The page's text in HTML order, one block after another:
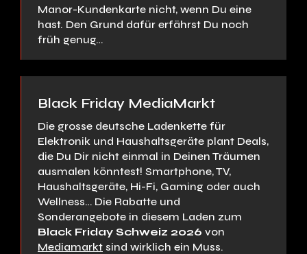
Manor-Kundenkarte nicht, wenn Du eine
hast. Den Grund dafür erfährst Du noch
früh genug…
Black Friday MediaMarkt
Die grosse deutsche Ladenkette für
Elektronik und Haushaltsgeräte plant Deals,
die Du Dir nicht einmal in Deinen Träumen
ausmalen könntest! Smartphone, TV,
Haushaltsgeräte, Hi-Fi, Gaming oder auch
Wellness… Die Rabatte und
Sonderangebote in diesem Laden zum
Black Friday Schweiz 2026 von
Mediamarkt sind wirklich ein Muss.